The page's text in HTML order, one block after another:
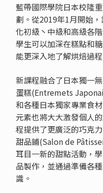
藍帶國際學院日本校隆
劃。從2019年1月開始
化初級丶中級和高級各
學生可以加深在糕點和
能更深入地了解烘焙過
新課程融合了日本獨一
蛋糕(Entremets
和各種日本獨家專業食
元素也將大大激發個人
程提供了更廣泛的巧克
甜品鋪(Salon de
耳目一新的甜點活動，
品製作，並通過準備各
識。